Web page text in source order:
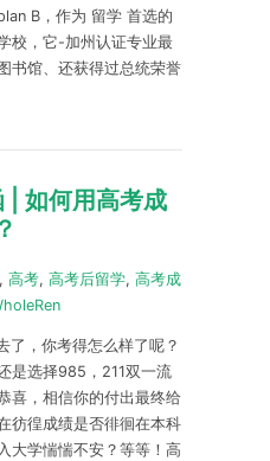
B，作为 留学 首选的
校，它-加州认证专业最
书馆、还获得过总统荣誉
| 如何用高考成
, 高考, 高考后留学, 高考成
了，你考得怎么样了呢？
是选择985，211双一流
喜，相信你的付出最终给
彷徨成绩是否徘徊在本科
大学惴惴不安？等等！高